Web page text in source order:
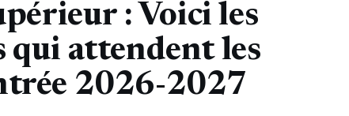
: Voici les
qui attendent les
2026-2027